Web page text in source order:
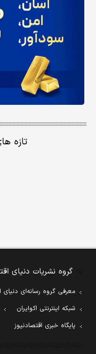
تازه
گروه نشریات دنیای
معرفی گروه رسانه‌ای دنیای
شبکه اینترنتی اکوایران
پایگاه خبری اقتصادنیوز